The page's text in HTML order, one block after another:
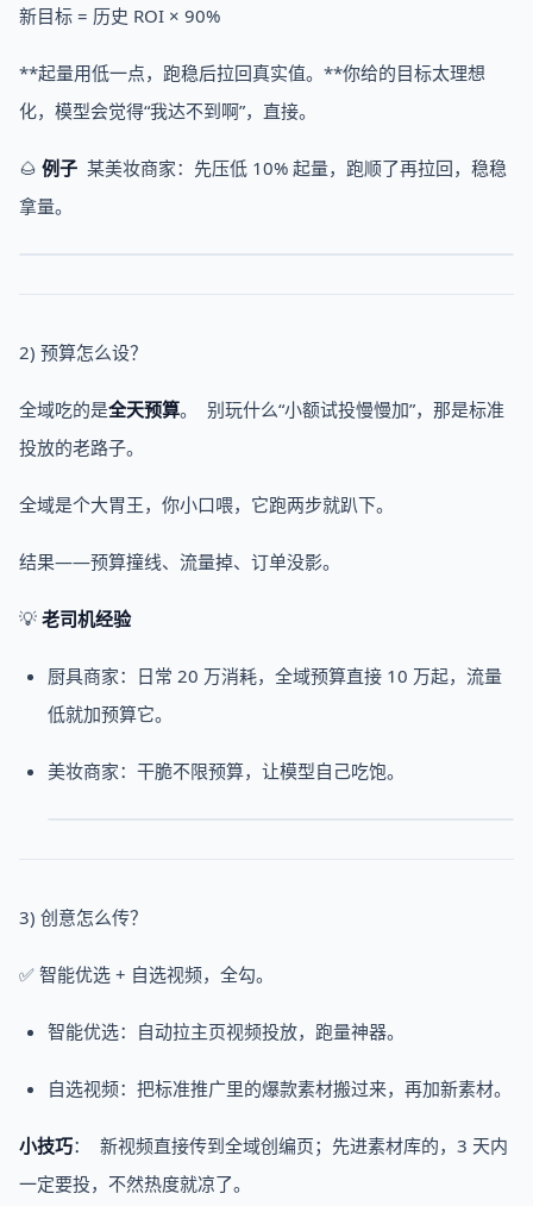
新目标 = 历史 ROI × 90%
**起量用低一点，跑稳后拉回真实值。**你给的目标太理想
化，模型会觉得“我达不到啊”，直接。
🌰 例子 某美妆商家：先压低 10% 起量，跑顺了再拉回，稳稳
拿量。
2) 预算怎么设？
全域吃的是全天预算。 别玩什么“小额试投慢慢加”，那是标准
投放的老路子。
全域是个大胃王，你小口喂，它跑两步就趴下。
结果——预算撞线、流量掉、订单没影。
💡 老司机经验
厨具商家：日常 20 万消耗，全域预算直接 10 万起，流量
低就加预算它。
美妆商家：干脆不限预算，让模型自己吃饱。
3) 创意怎么传？
✅ 智能优选 + 自选视频，全勾。
智能优选：自动拉主页视频投放，跑量神器。
自选视频：把标准推广里的爆款素材搬过来，再加新素材。
小技巧： 新视频直接传到全域创编页；先进素材库的，3 天内
一定要投，不然热度就凉了。